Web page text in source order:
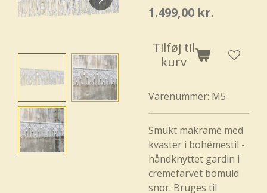
1.499,00 kr.
Tilføj til
kurv
Varenummer: M5
Smukt makramé med
kvaster i bohémestil -
håndknyttet gardin i
cremefarvet bomuld
snor. Bruges til